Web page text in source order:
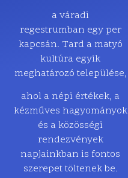
a váradi
regestrumban egy per
kapcsán. Tard a matyó
kultúra egyik
meghatározó települése,
ahol a népi értékek, a
kézműves hagyományok
és a közösségi
rendezvények
napjainkban is fontos
szerepet töltenek be.